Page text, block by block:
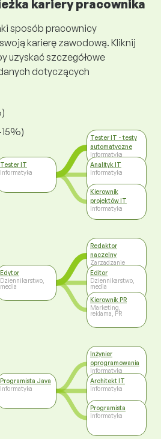
kariery pracownika
sposób pracownicy
karierę zawodową. Kliknij
uzyskać szczegółowe
dotyczących
Tester IT
Informatyka
Edytor
Dziennikarstwo,
media
Programista Java
Informatyka
Tester IT - testy
automatyczne
Informatyka
Analityk IT
Informatyka
Kierownik
projektów IT
Informatyka
Redaktor
naczelny
Zarządzanie
Editor
Dziennikarstwo,
media
Kierownik PR
Marketing,
reklama, PR
Inżynier
oprogramowania
Informatyka
Architekt IT
Informatyka
Programista
Informatyka